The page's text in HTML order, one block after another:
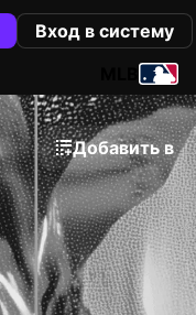
Вход в систему
Добавить в